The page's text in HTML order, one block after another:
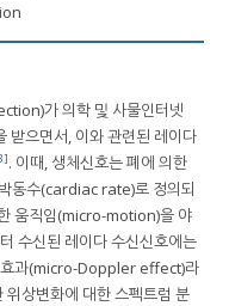
가 의학 및 사물인터넷
으면서, 이와 관련된 레이다
. 이때, 생체신호는 폐에 의한
동수(cardiac rate)로 정의되
움직임(micro-motion)을 야
수신된 레이다 수신신호에는
효과(micro-Doppler effect)라
상변화에 대한 스펙트럼 분